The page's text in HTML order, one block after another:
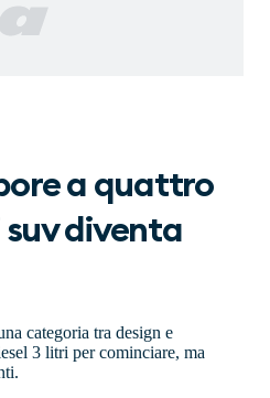
a quattro
diventa
categoria tra design e
3 litri per cominciare, ma